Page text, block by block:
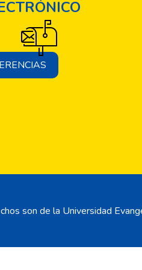
son de la Universidad